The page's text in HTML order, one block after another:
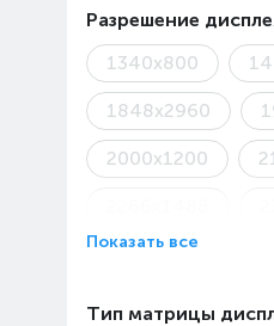
Разрешение
1340x800
1848x2960
2000x1200
2456x1600
Показать все
Тип матрицы